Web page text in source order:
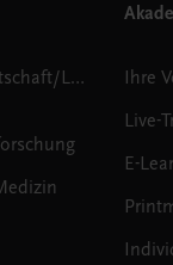
Fertigungswirtschaft/Logistik
Ihre
Live-
E-